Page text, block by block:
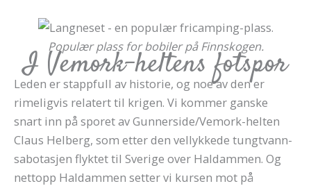
Populær plass for bobiler på Finnskogen.
I Vemork-heltens fotspor
Leden er stappfull av historie, og noe av den er
rimeligvis relatert til krigen. Vi kommer ganske
snart inn på sporet av Gunnerside/Vemork-helten
Claus Helberg, som etter den vellykkede tungtvann-
sabotasjen flyktet til Sverige over Haldammen. Og
nettopp Haldammen setter vi kursen mot på